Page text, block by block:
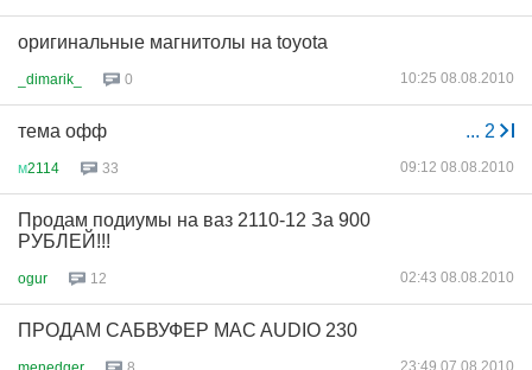
оригинальные магнитолы на toyota
_dimarik_ 0 10:25 08.08.2010
... 2
тема офф
м2114 33 09:12 08.08.2010
Продам подиумы на ваз 2110-12 За 900
РУБЛЕЙ!!!
ogur 12 02:43 08.08.2010
ПРОДАМ САБВУФЕР MAC AUDIO 230
23:49 07.08.2010